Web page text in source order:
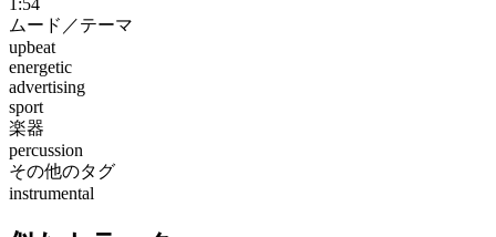
ムード／テーマ
upbeat
energetic
advertising
sport
楽器
percussion
その他のタグ
instrumental